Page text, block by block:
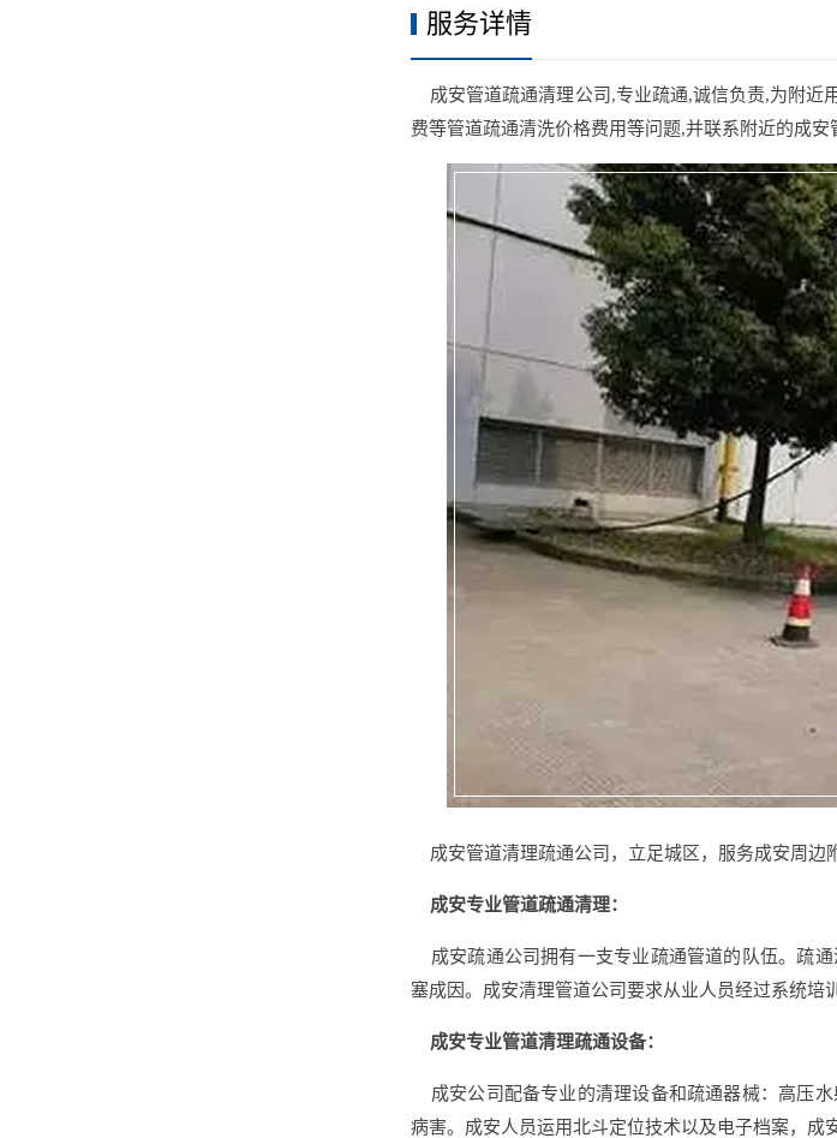
服务详情
成安管道疏通清理公司,专业疏通,诚信负责,为附近
费等管道疏通清洗价格费用等问题,并联系附近的成安
成安管道清理疏通公司，立足城区，服务成安周边
成安专业管道疏通清理：
成安疏通公司拥有一支专业疏通管道的队伍。疏
塞成因。成安清理管道公司要求从业人员经过系统培
成安专业管道清理疏通设备：
成安公司配备专业的清理设备和疏通器械：高压
病害。成安人员运用北斗定位技术以及电子档案，成